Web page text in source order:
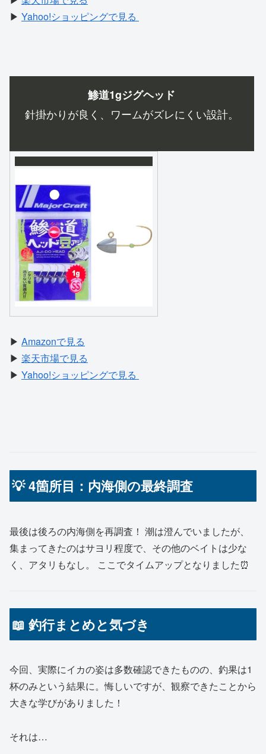
▶ Yahoo!ショッピングで見る
鯵道1gジグヘッド
針掛かりが良く、ワームがズレにくい設計。
▶ Amazonで見る
▶ 楽天市場で見る
▶ Yahoo!ショッピングで見る
💡 4箇所目：内海側の最終調査
最後は後ろの内海側を再調査！ 潮は澄んでいましたが、
集まってきたのはサヨリ程度で、その他のベイトは少な
く、アタリもなし。 ここでタイムアップとなりました⏰
📖 釣行まとめと気づき
今回、実際にイカの姿は多数確認できたものの、釣果は1
杯のみという結果に。悔しいですが、観察できたことから
大きな学びがありました！
それは…